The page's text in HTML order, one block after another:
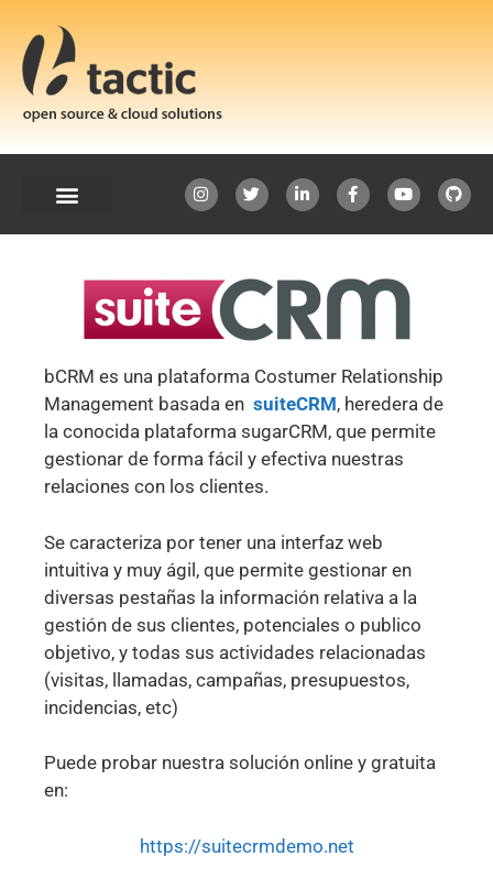
bCRM es una plataforma Costumer Relationship
Management basada en suiteCRM, heredera de
la conocida plataforma sugarCRM, que permite
gestionar de forma fácil y efectiva nuestras
relaciones con los clientes.
Se caracteriza por tener una interfaz web
intuitiva y muy ágil, que permite gestionar en
diversas pestañas la información relativa a la
gestión de sus clientes, potenciales o publico
objetivo, y todas sus actividades relacionadas
(visitas, llamadas, campañas, presupuestos,
incidencias, etc)
Puede probar nuestra solución online y gratuita
en:
https://suitecrmdemo.net